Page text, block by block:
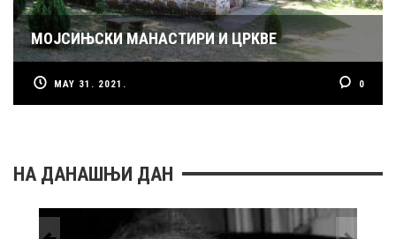
МОЈСИЊСКИ МАНАСТИРИ И ЦРКВЕ
MAY 31. 2021. 0
НА ДАНАШЊИ ДАН